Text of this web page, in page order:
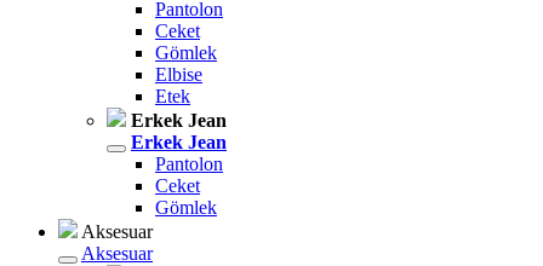
Pantolon
Ceket
Gömlek
Elbise
Etek
Erkek Jean
Erkek Jean
Pantolon
Ceket
Gömlek
Aksesuar
Aksesuar